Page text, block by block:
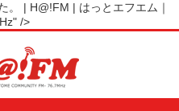
。 | H@!FM | はっとエフエム｜
/>